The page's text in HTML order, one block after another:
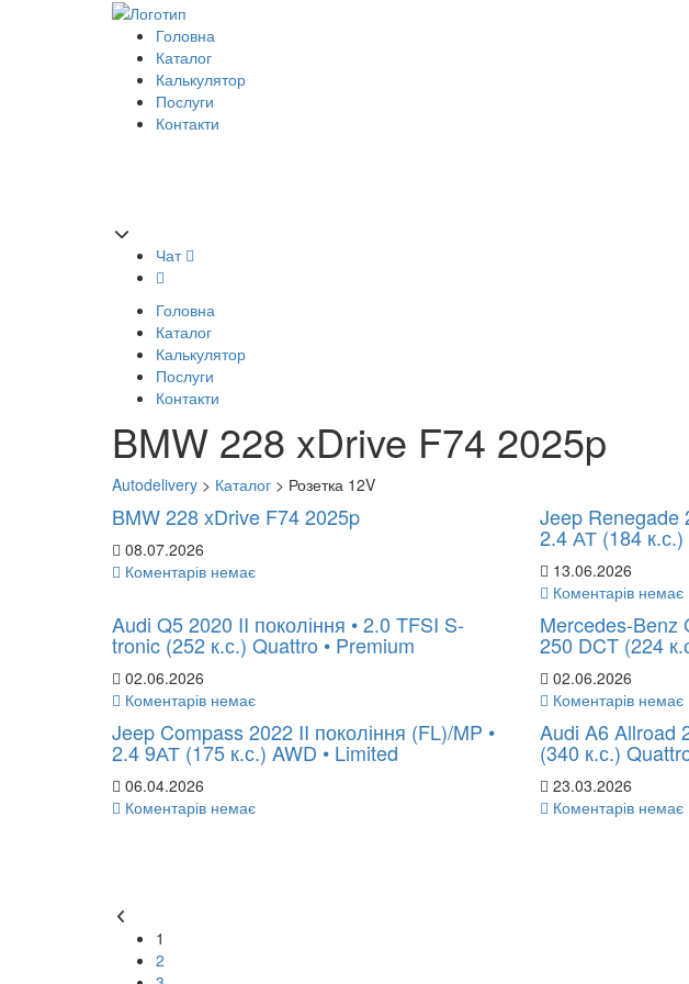
Головна
Каталог
Калькулятор
Послуги
Контакти
Чат
Головна
Каталог
Калькулятор
Послуги
Контакти
BMW 228 xDrive F74 2025p
Autodelivery > Каталог > Розетка 12V
BMW 228 xDrive F74 2025p
08.07.2026
Коментарів немає
Jeep Renegade
2.4 АТ (184
13.06.2026
Коментарів немає
Audi Q5 2020 II покоління • 2.0 TFSI S-
tronic (252 к.с.) Quattro • Premium
02.06.2026
Коментарів немає
Mercedes-Benz
250 DCT (224
02.06.2026
Коментарів немає
Jeep Compass 2022 II покоління (FL)/MP •
2.4 9АТ (175 к.с.) AWD • Limited
06.04.2026
Коментарів немає
Audi A6 Allroad
(340 к.с.)
23.03.2026
Коментарів немає
1
2